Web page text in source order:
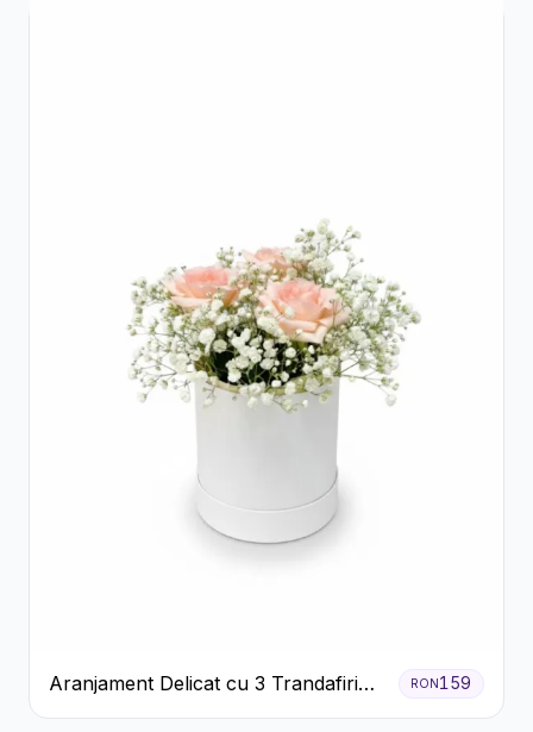
Aranjament Delicat cu 3 Trandafiri
Roz în Cutie Albă
RON159